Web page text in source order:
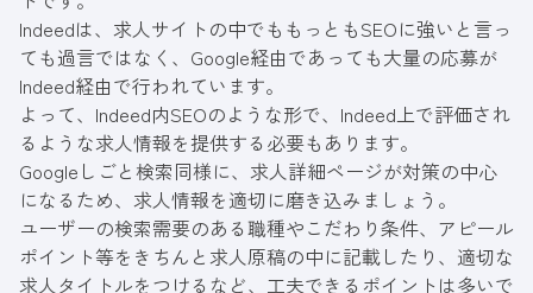
Indeedは、求人サイトの中でももっともSEOに強いと言っ
ても過言ではなく、Google経由であっても大量の応募が
Indeed経由で行われています。
よって、Indeed内SEOのような形で、Indeed上で評価され
るような求人情報を提供する必要もあります。
Googleしごと検索同様に、求人詳細ページが対策の中心
になるため、求人情報を適切に磨き込みましょう。
ユーザーの検索需要のある職種やこだわり条件、アピール
ポイント等をきちんと求人原稿の中に記載したり、適切な
求人タイトルをつけるなど、工夫できるポイントは多いで